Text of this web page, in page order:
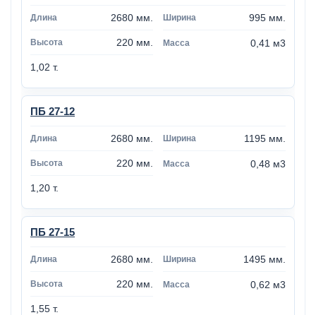
2680 мм. 995 мм.
220 мм. 0,41 м3
1,02 т.
ПБ 27-12
2680 мм. 1195 мм.
220 мм. 0,48 м3
1,20 т.
ПБ 27-15
2680 мм. 1495 мм.
220 мм. 0,62 м3
1,55 т.